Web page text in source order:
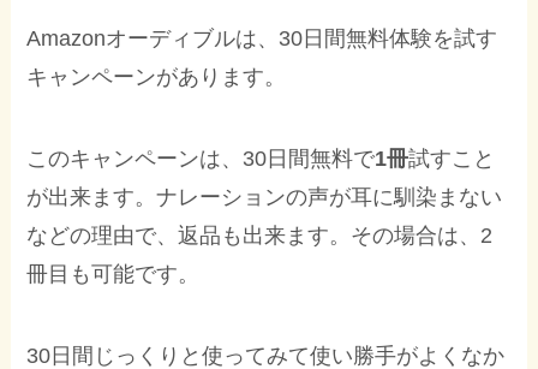
Amazonオーディブルは、30日間無料体験を試す
キャンペーンがあります。
このキャンペーンは、30日間無料で1冊試すこと
が出来ます。ナレーションの声が耳に馴染まない
などの理由で、返品も出来ます。その場合は、2
冊目も可能です。
30日間じっくりと使ってみて使い勝手がよくなか